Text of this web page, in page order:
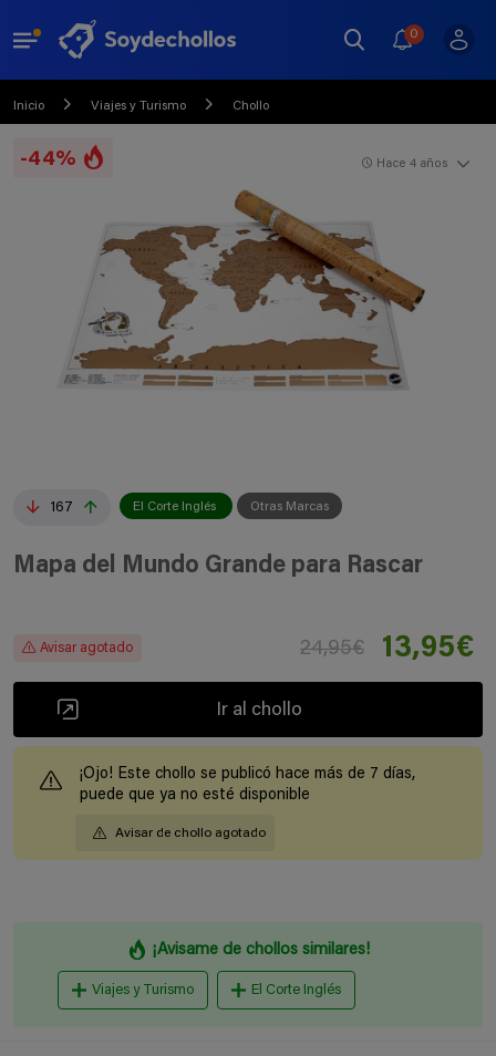
0
Inicio Viajes y Turismo Chollo
-44%
167 El Corte Inglés Otras Marcas
Hace 4 años
Mapa del Mundo Grande para Rascar
Avisar agotado 24,95€ 13,95€
Ir al chollo
¡Ojo! Este chollo se publicó hace más de 7 días,
puede que ya no esté disponible
Avisar de chollo agotado
¡Avisame de chollos similares!
Viajes y Turismo El Corte Inglés